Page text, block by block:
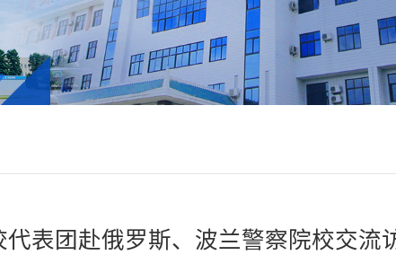
代表团赴俄罗斯、波兰警察院校交流